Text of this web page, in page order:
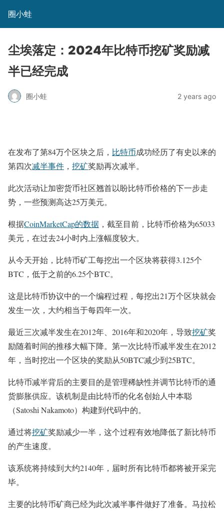
圈小蛙
尘埃落定：2024年比特币挖矿奖励减
半已经完成
圈小蛙 2 years ago
在发布了第84万个区块之后， 比特币成功经历了有史以来的
第四次减半事件 ， 挖矿奖励再次减半。
此次活动让加密货币社区翘首以盼比特币价格的下一步走
势，一些预测高达25万美元。
根据CoinMarketCap的数据 ，截至目前，比特币价格为65033
美元，在过去24小时内上涨幅度较大。
从今天开始，比特币矿工每挖出一个区块将获得3.125个
BTC，低于之前的6.25个BTC。
这是比特币协议中的一个编程过程，每挖出21万个区块就会
发生一次，大约相当于每四年一次。
最近三次减半发生在2012年、2016年和2020年，导致挖矿奖
励随着时间的推移大幅下降。第一次比特币减半发生在2012
年，当时挖出一个区块的奖励从50BTC减少到25BTC。
比特币减半背后的主要目的是管理稀缺性并调节比特币的通
货膨胀供应。该机制是由比特币的化名创始人中本聪
（Satoshi Nakamoto）构建到代码中的。
通过将挖矿奖励减少一半，这个过程有效地降低了新比特币
的产生速度。
该系统将持续到大约2140年，届时所有比特币都将被开采完
毕。
主要的比特币矿商已经为此次减半事件做好了准备。马拉松